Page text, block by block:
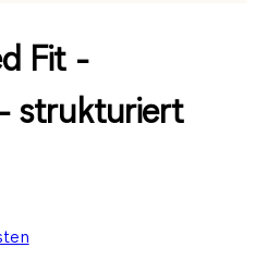
Fit -
strukturiert